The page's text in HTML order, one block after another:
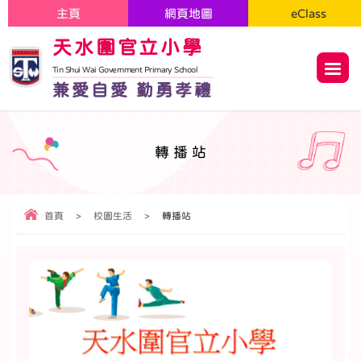
天水圍官立小學
Tin Shui Wai Government Primary School
兼愛自愛 勤勇孝禮
主頁 網頁地圖 eClass
轉播站
首頁 > 校園生活 > 轉播站